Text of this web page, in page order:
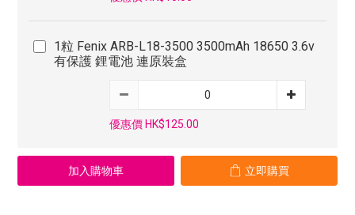
1粒 Fenix ARB-L18-3500 3500mAh 18650 3.6v
有保護 鋰電池 連原裝盒
優惠價 HK$125.00
加入購物車 立即購買